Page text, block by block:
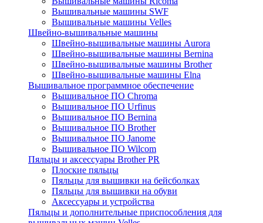
Вышивальные машины SWF
Вышивальные машины Velles
Швейно-вышивальные машины
Швейно-вышивальные машины Aurora
Швейно-вышивальные машины Bernina
Швейно-вышивальные машины Brother
Швейно-вышивальные машины Elna
Вышивальное программное обеспечение
Вышивальное ПО Chroma
Вышивальное ПО Urfinus
Вышивальное ПО Bernina
Вышивальное ПО Brother
Вышивальное ПО Janome
Вышивальное ПО Wilcom
Пяльцы и аксессуары Brother PR
Плоские пяльцы
Пяльцы для вышивки на бейсболках
Пяльцы для вышивки на обуви
Аксессуары и устройства
Пяльцы и дополнительные приспособления для